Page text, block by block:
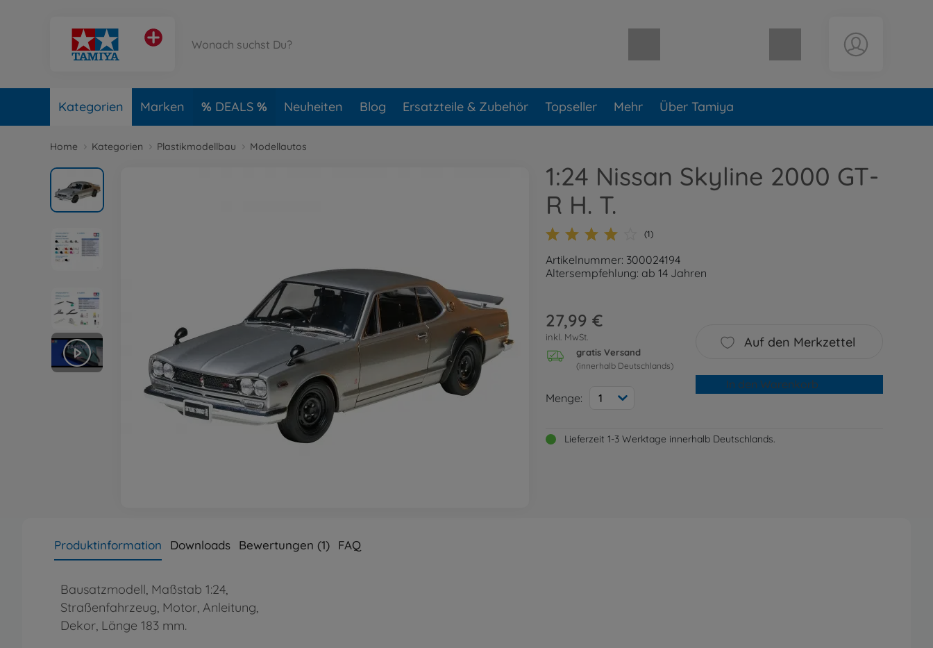
Warenkorb leer
Kategorien Marken DEALS Neuheiten Blog Ersatzteile & Zubehör Topseller Mehr Über Tamiya
Home Kategorien Plastikmodellbau Modellautos
1:24 Nissan Skyline 2000 GT-
R H. T.
(1)
Artikelnummer: 300024194
Altersempfehlung: ab 14 Jahren
27,99 €
inkl. MwSt.
gratis Versand
(innerhalb Deutschlands)
Menge: 1
Auf den Merkzettel
In den Warenkorb
Lieferzeit 1-3 Werktage innerhalb Deutschlands.
Produktinformation Downloads Bewertungen (1) FAQ
Bausatzmodell, Maßstab 1:24,
Straßenfahrzeug, Motor, Anleitung,
Dekor, Länge 183 mm.